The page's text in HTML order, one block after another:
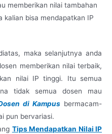
memberikan nilai tambahan
kalian bisa mendapatkan IP
maka selanjutnya anda
memberikan nilai terbaik,
nilai IP tinggi. Itu semua
tidak semua dosen mau
di Kampus bermacam-
pun bervariasi.
Tips Mendapatkan Nilai IP